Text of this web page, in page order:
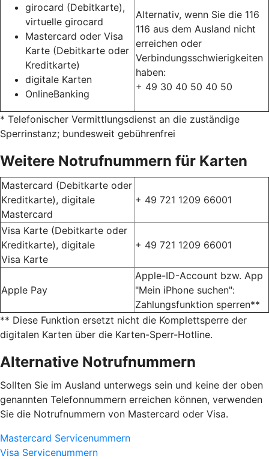
girocard (Debitkarte),
virtuelle girocard
Mastercard oder Visa
Karte (Debitkarte oder
Kreditkarte)
digitale Karten
OnlineBanking
Alternativ, wenn Sie die 116
116 aus dem Ausland nicht
erreichen oder
Verbindungsschwierigkeiten
haben:
+ 49 30 40 50 40 50
* Telefonischer Vermittlungsdienst an die zuständige
Sperrinstanz; bundesweit gebührenfrei
Weitere Notrufnummern für Karten
Mastercard (Debitkarte oder
Kreditkarte), digitale
Mastercard
+ 49 721 1209 66001
Visa Karte (Debitkarte oder
Kreditkarte), digitale
Visa Karte
+ 49 721 1209 66001
Apple Pay
Apple-ID-Account bzw. App
"Mein iPhone suchen":
Zahlungsfunktion sperren**
** Diese Funktion ersetzt nicht die Komplettsperre der
digitalen Karten über die Karten-Sperr-Hotline.
Alternative Notrufnummern
Sollten Sie im Ausland unterwegs sein und keine der oben
genannten Telefonnummern erreichen können, verwenden
Sie die Notrufnummern von Mastercard oder Visa.
Mastercard Servicenummern
Visa Servicenummern